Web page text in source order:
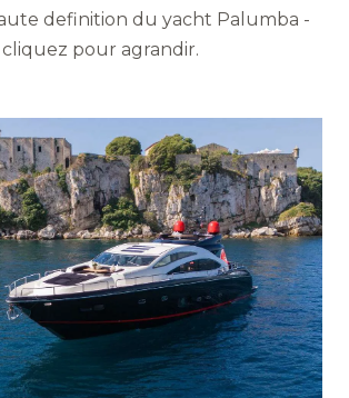
definition du yacht Palumba -
cliquez pour agrandir.